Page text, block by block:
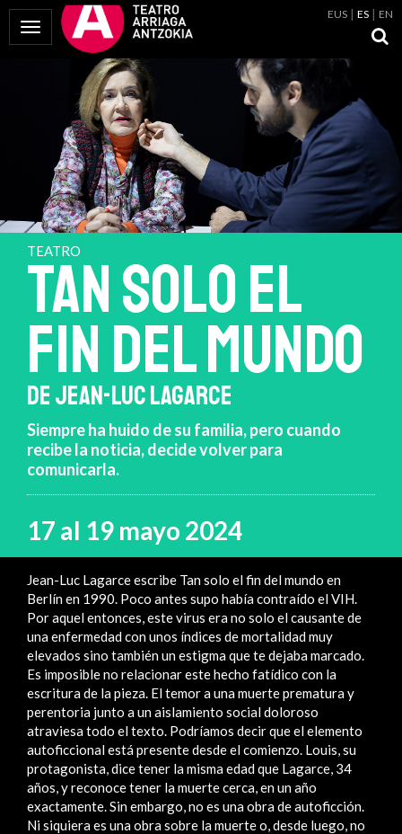
Mostrar Menú
EUS ES EN
TEATRO
TAN SOLO EL
FIN DEL MUNDO
DE JEAN-LUC LAGARCE
Siempre ha huido de su familia, pero cuando
recibe la noticia, decide volver para
comunicarla.
17 al 19 mayo 2024
Jean-Luc Lagarce escribe Tan solo el fin del mundo en
Berlín en 1990. Poco antes supo había contraído el VIH.
Por aquel entonces, este virus era no solo el causante de
una enfermedad con unos índices de mortalidad muy
elevados sino también un estigma que te dejaba marcado.
Es imposible no relacionar este hecho fatídico con la
escritura de la pieza. El temor a una muerte prematura y
perentoria junto a un aislamiento social doloroso
atraviesa todo el texto. Podríamos decir que el elemento
autoficcional está presente desde el comienzo. Louis, su
protagonista, dice tener la misma edad que Lagarce, 34
años, y reconoce tener la muerte cerca, en un año
exactamente. Sin embargo, no es una obra de autoficción.
Ni siquiera es una obra sobre la muerte o, desde luego, no